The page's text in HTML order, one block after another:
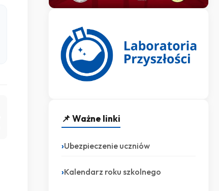
📌 Ważne linki
Ubezpieczenie uczniów
Kalendarz roku szkolnego